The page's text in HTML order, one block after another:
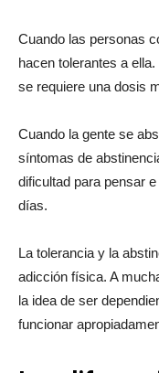
Cuando las personas
hacen tolerantes a
se requiere una dosis
Cuando la gente se
síntomas de
dificultad para pensar
días.
La tolerancia y la
adicción física. A
la idea de ser
funcionar